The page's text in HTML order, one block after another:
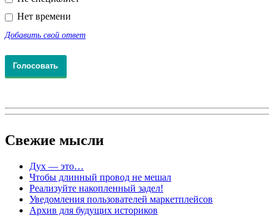
Нет времени
Добавить свой ответ
Свежие мысли
Дух — это…
Чтобы длинный провод не мешал
Реализуйте накопленный задел!
Уведомления пользователей маркетплейсов
Архив для будущих историков